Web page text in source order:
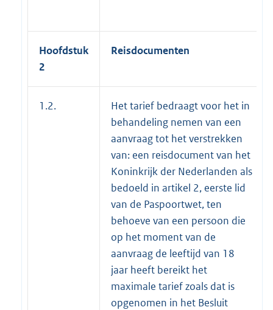
Hoofdstuk
2
Reisdocumenten
1.2.
Het tarief bedraagt voor het in
behandeling nemen van een
aanvraag tot het verstrekken
van: een reisdocument van het
Koninkrijk der Nederlanden als
bedoeld in artikel 2, eerste lid
van de Paspoortwet, ten
behoeve van een persoon die
op het moment van de
aanvraag de leeftijd van 18
jaar heeft bereikt het
maximale tarief zoals dat is
opgenomen in het Besluit